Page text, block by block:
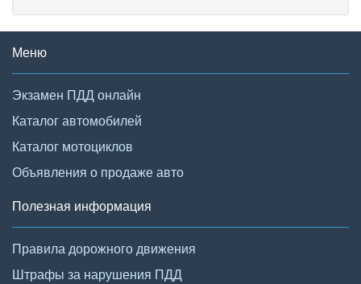
Меню
Экзамен ПДД онлайн
Каталог автомобилей
Каталог мотоциклов
Объявления о продаже авто
Полезная информация
Правила дорожного движения
Штрафы за нарушения ПДД